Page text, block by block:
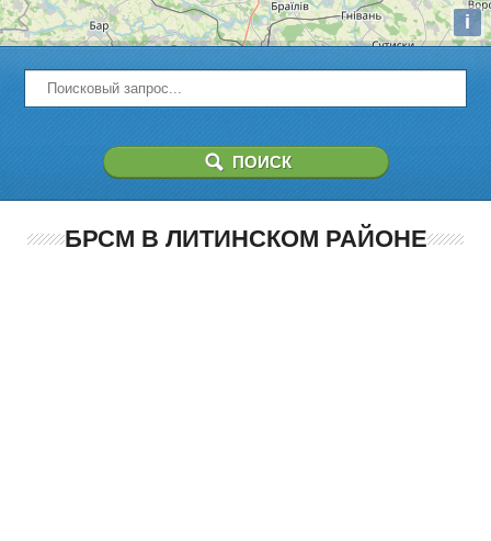
i
БРСМ В ЛИТИНСКОМ РАЙОНЕ